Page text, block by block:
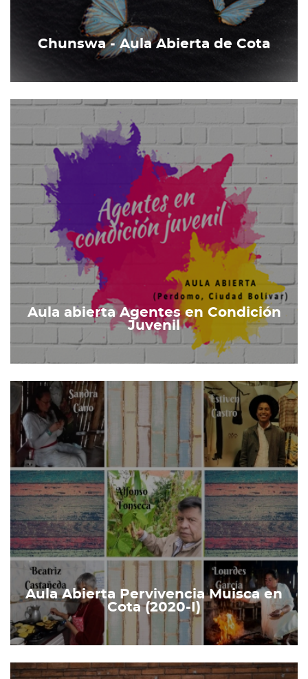
Chunswa - Aula Abierta de Cota
Aula abierta Agentes en Condición
Juvenil
Aula Abierta Pervivencia Muisca en
Cota (2020-I)